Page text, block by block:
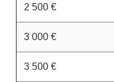
2 500 €
3 000 €
3 500 €